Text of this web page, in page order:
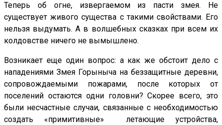
Теперь об огне, извергаемом из пасти змея. Не
существует живого существа с такими свойствами. Его
нельзя выдумать. А в волшебных сказках при всем их
колдовстве ничего не вымышлено.
Возникает еще один вопрос: а как же обстоит дело с
нападениями Змея Горыныча на беззащитные деревни,
сопровождаемыми пожарами, после которых от
поселений остаются одни головни? Скорее всего, это
были несчастные случаи, связанные с необходимостью
создать «примитивные» летающие устройства,